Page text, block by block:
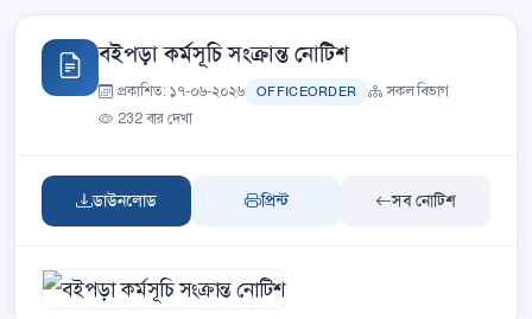
বইপড়া কর্মসূচি সংক্রান্ত নোটিশ
প্রকাশিত: ১৭-০৬-২০২৬ OFFICEORDER
সকল বিভাগ
232 বার দেখা
ডাউনলোড প্রিন্ট সব নোটিশ